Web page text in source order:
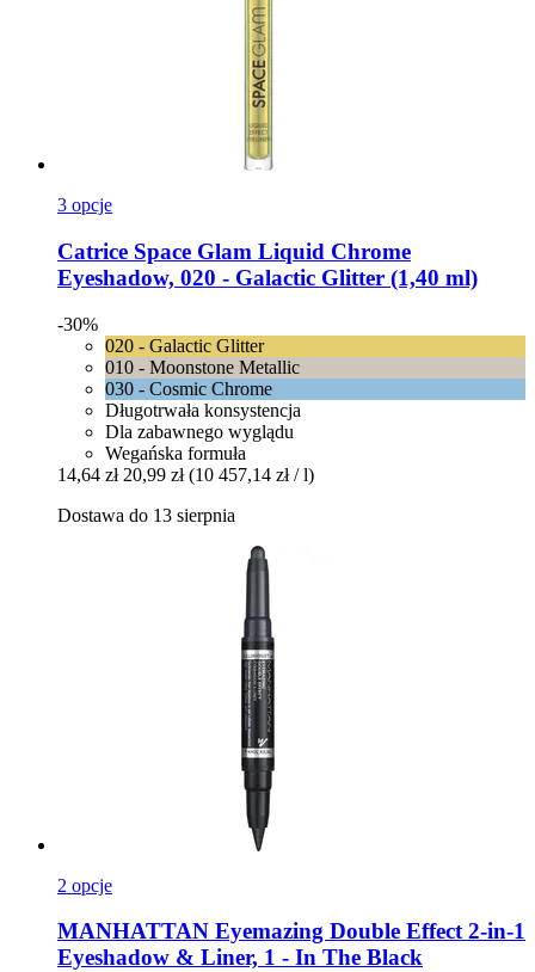
3 opcje
Catrice Space Glam Liquid Chrome
Eyeshadow, 020 -​ Galactic Glitter (1,40 ml)
-30%
020 - Galactic Glitter
010 - Moonstone Metallic
030 - Cosmic Chrome
Długotrwała konsystencja
Dla zabawnego wyglądu
Wegańska formuła
14,64 zł 20,99 zł (10 457,14 zł / l)
Dostawa do 13 sierpnia
2 opcje
MANHATTAN Eyemazing Double Effect 2-​in-​1
Eyeshadow & Liner, 1 -​ In The Black